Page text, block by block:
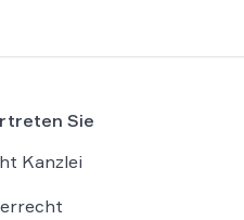
Sie
Kanzlei